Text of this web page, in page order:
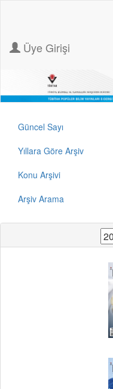
Üye Girişi
Güncel Sayı
Yıllara Göre Arşiv
Konu Arşivi
Arşiv Arama